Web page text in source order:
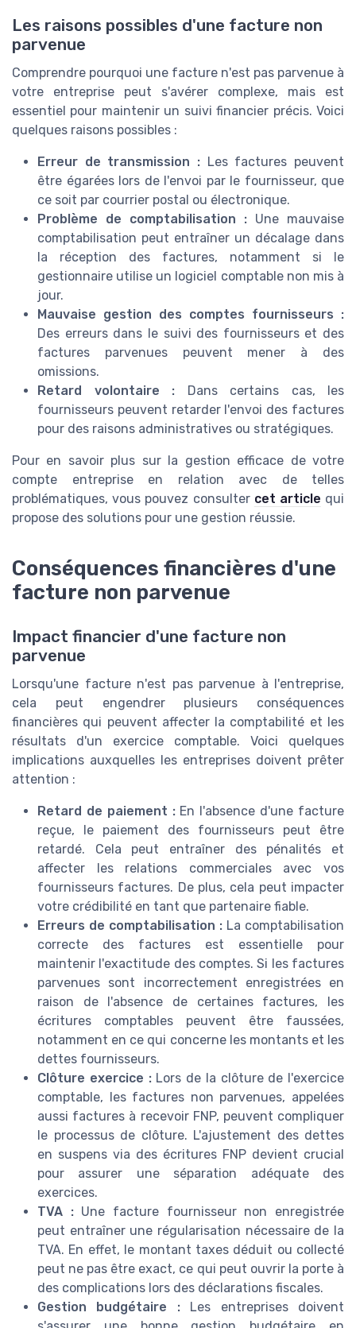
Les raisons possibles d'une facture non
parvenue
Comprendre pourquoi une facture n'est pas parvenue à
votre entreprise peut s'avérer complexe, mais est
essentiel pour maintenir un suivi financier précis. Voici
quelques raisons possibles :
Erreur de transmission : Les factures peuvent
être égarées lors de l'envoi par le fournisseur, que
ce soit par courrier postal ou électronique.
Problème de comptabilisation : Une mauvaise
comptabilisation peut entraîner un décalage dans
la réception des factures, notamment si le
gestionnaire utilise un logiciel comptable non mis à
jour.
Mauvaise gestion des comptes fournisseurs :
Des erreurs dans le suivi des fournisseurs et des
factures parvenues peuvent mener à des
omissions.
Retard volontaire : Dans certains cas, les
fournisseurs peuvent retarder l'envoi des factures
pour des raisons administratives ou stratégiques.
Pour en savoir plus sur la gestion efficace de votre
compte entreprise en relation avec de telles
problématiques, vous pouvez consulter cet article qui
propose des solutions pour une gestion réussie.
Conséquences financières d'une
facture non parvenue
Impact financier d'une facture non
parvenue
Lorsqu'une facture n'est pas parvenue à l'entreprise,
cela peut engendrer plusieurs conséquences
financières qui peuvent affecter la comptabilité et les
résultats d'un exercice comptable. Voici quelques
implications auxquelles les entreprises doivent prêter
attention :
Retard de paiement : En l'absence d'une facture
reçue, le paiement des fournisseurs peut être
retardé. Cela peut entraîner des pénalités et
affecter les relations commerciales avec vos
fournisseurs factures. De plus, cela peut impacter
votre crédibilité en tant que partenaire fiable.
Erreurs de comptabilisation : La comptabilisation
correcte des factures est essentielle pour
maintenir l'exactitude des comptes. Si les factures
parvenues sont incorrectement enregistrées en
raison de l'absence de certaines factures, les
écritures comptables peuvent être faussées,
notamment en ce qui concerne les montants et les
dettes fournisseurs.
Clôture exercice : Lors de la clôture de l'exercice
comptable, les factures non parvenues, appelées
aussi factures à recevoir FNP, peuvent compliquer
le processus de clôture. L'ajustement des dettes
en suspens via des écritures FNP devient crucial
pour assurer une séparation adéquate des
exercices.
TVA : Une facture fournisseur non enregistrée
peut entraîner une régularisation nécessaire de la
TVA. En effet, le montant taxes déduit ou collecté
peut ne pas être exact, ce qui peut ouvrir la porte à
des complications lors des déclarations fiscales.
Gestion budgétaire : Les entreprises doivent